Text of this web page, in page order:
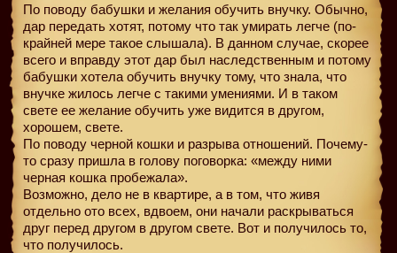
По поводу бабушки и желания обучить внучку. Обычно,
дар передать хотят, потому что так умирать легче (по-
крайней мере такое слышала). В данном случае, скорее
всего и вправду этот дар был наследственным и потому
бабушки хотела обучить внучку тому, что знала, что
внучке жилось легче с такими умениями. И в таком
свете ее желание обучить уже видится в другом,
хорошем, свете.
По поводу черной кошки и разрыва отношений. Почему-
то сразу пришла в голову поговорка: «между ними
черная кошка пробежала».
Возможно, дело не в квартире, а в том, что живя
отдельно ото всех, вдвоем, они начали раскрываться
друг перед другом в другом свете. Вот и получилось то,
что получилось.